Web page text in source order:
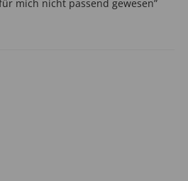
mich nicht passend gewesen”